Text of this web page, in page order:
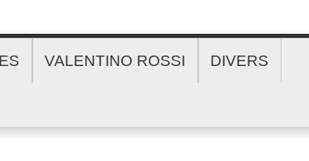
VALENTINO ROSSI DIVERS